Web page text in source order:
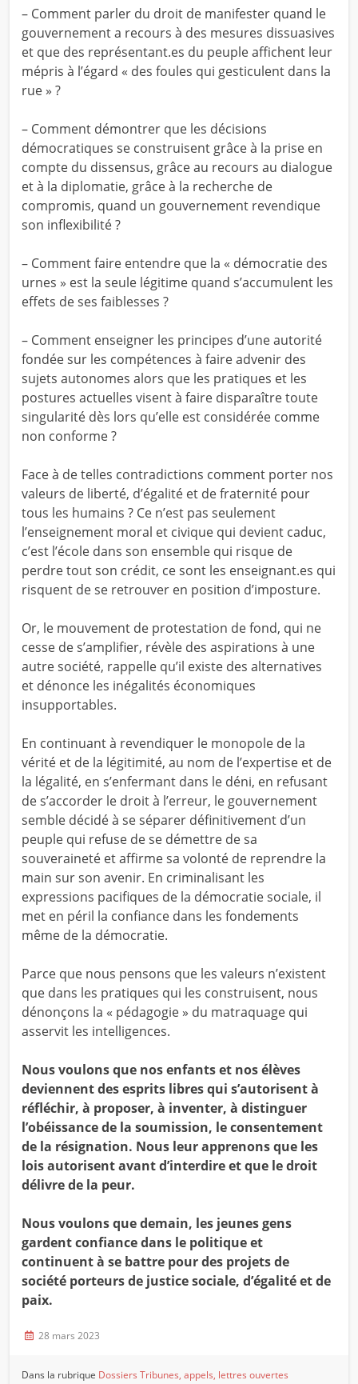
– Comment parler du droit de manifester quand le
gouvernement a recours à des mesures dissuasives
et que des représentant.es du peuple affichent leur
mépris à l’égard « des foules qui gesticulent dans la
rue » ?
– Comment démontrer que les décisions
démocratiques se construisent grâce à la prise en
compte du dissensus, grâce au recours au dialogue
et à la diplomatie, grâce à la recherche de
compromis, quand un gouvernement revendique
son inflexibilité ?
– Comment faire entendre que la « démocratie des
urnes » est la seule légitime quand s’accumulent les
effets de ses faiblesses ?
– Comment enseigner les principes d’une autorité
fondée sur les compétences à faire advenir des
sujets autonomes alors que les pratiques et les
postures actuelles visent à faire disparaître toute
singularité dès lors qu’elle est considérée comme
non conforme ?
Face à de telles contradictions comment porter nos
valeurs de liberté, d’égalité et de fraternité pour
tous les humains ? Ce n’est pas seulement
l’enseignement moral et civique qui devient caduc,
c’est l’école dans son ensemble qui risque de
perdre tout son crédit, ce sont les enseignant.es qui
risquent de se retrouver en position d’imposture.
Or, le mouvement de protestation de fond, qui ne
cesse de s’amplifier, révèle des aspirations à une
autre société, rappelle qu’il existe des alternatives
et dénonce les inégalités économiques
insupportables.
En continuant à revendiquer le monopole de la
vérité et de la légitimité, au nom de l’expertise et de
la légalité, en s’enfermant dans le déni, en refusant
de s’accorder le droit à l’erreur, le gouvernement
semble décidé à se séparer définitivement d’un
peuple qui refuse de se démettre de sa
souveraineté et affirme sa volonté de reprendre la
main sur son avenir. En criminalisant les
expressions pacifiques de la démocratie sociale, il
met en péril la confiance dans les fondements
même de la démocratie.
Parce que nous pensons que les valeurs n’existent
que dans les pratiques qui les construisent, nous
dénonçons la « pédagogie » du matraquage qui
asservit les intelligences.
Nous voulons que nos enfants et nos élèves
deviennent des esprits libres qui s’autorisent à
réfléchir, à proposer, à inventer, à distinguer
l’obéissance de la soumission, le consentement
de la résignation. Nous leur apprenons que les
lois autorisent avant d’interdire et que le droit
délivre de la peur.
Nous voulons que demain, les jeunes gens
gardent confiance dans le politique et
continuent à se battre pour des projets de
société porteurs de justice sociale, d’égalité et de
paix.
28 mars 2023
Dans la rubrique Dossiers Tribunes, appels, lettres ouvertes